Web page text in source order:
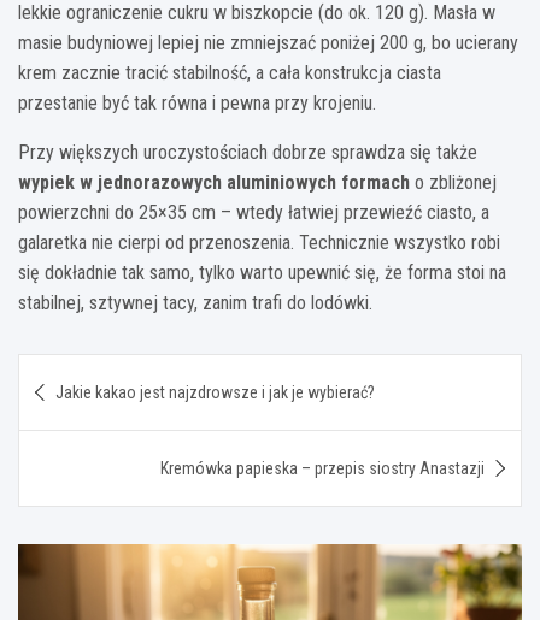
lekkie ograniczenie cukru w biszkopcie (do ok. 120 g). Masła w
masie budyniowej lepiej nie zmniejszać poniżej 200 g, bo ucierany
krem zacznie tracić stabilność, a cała konstrukcja ciasta
przestanie być tak równa i pewna przy krojeniu.
Przy większych uroczystościach dobrze sprawdza się także
wypiek w jednorazowych aluminiowych formach o zbliżonej
powierzchni do 25×35 cm – wtedy łatwiej przewieźć ciasto, a
galaretka nie cierpi od przenoszenia. Technicznie wszystko robi
się dokładnie tak samo, tylko warto upewnić się, że forma stoi na
stabilnej, sztywnej tacy, zanim trafi do lodówki.
wpisu
Jakie kakao jest najzdrowsze i jak je wybierać?
Kremówka papieska – przepis siostry Anastazji